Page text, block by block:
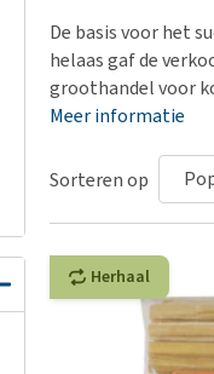
hondenvoer
hondenvoer
alles
apotheek
alles
De basis voor het
helaas gaf de
groothandel voor
Meer informatie
Sorteren op
Herhaal